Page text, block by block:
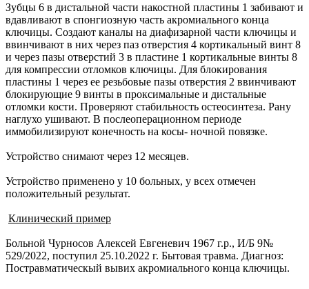
Зубцы 6 в дистальной части накостной пластины 1 забивают и
вдавливают в спонгиозную часть акромиального конца
ключицы. Создают каналы на диафизарной части ключицы и
ввинчивают в них через паз отверстия 4 кортикальный винт 8
и через пазы отверстий 3 в пластине 1 кортикальные винты 8
для компрессии отломков ключицы. Для блокирования
пластины 1 через ее резьбовые пазы отверстия 2 ввинчивают
блокирующие 9 винты в проксимальные и дистальные
отломки кости. Проверяют стабильность остеосинтеза. Рану
наглухо ушивают. В послеоперационном периоде
иммобилизируют конечность на косы- ночной повязке.
Устройство снимают через 12 месяцев.
Устройство применено у 10 больных, у всех отмечен
положительный результат.
Клинический пример
Больной Чурносов Алексей Евгеневич 1967 г.р., И/Б 9№
529/2022, поступил 25.10.2022 г. Бытовая травма. Диагноз:
Постравматическый вывих акромиального конца ключицы.